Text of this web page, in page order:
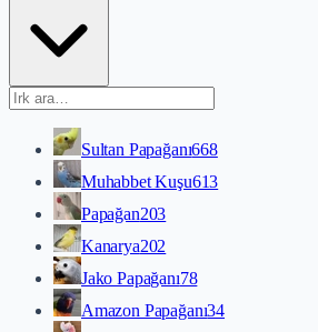
Sultan Papağanı668
Muhabbet Kuşu613
Papağan203
Kanarya202
Jako Papağanı78
Amazon Papağanı34